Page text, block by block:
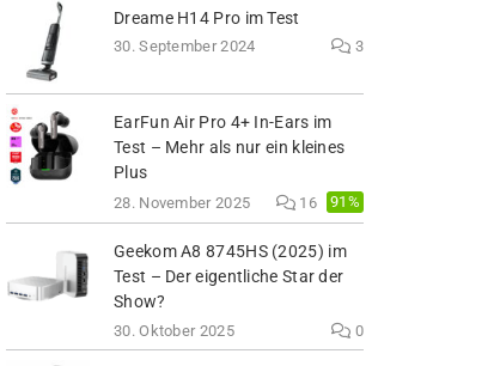
Dreame H14 Pro im Test
30. September 2024 3
EarFun Air Pro 4+ In-Ears im
Test – Mehr als nur ein kleines
Plus
28. November 2025 16 91%
Geekom A8 8745HS (2025) im
Test – Der eigentliche Star der
Show?
30. Oktober 2025 0